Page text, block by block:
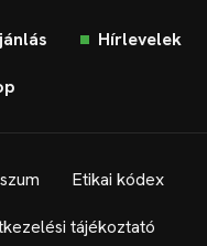
Hírlevelek
Etikai kódex
tájékoztató